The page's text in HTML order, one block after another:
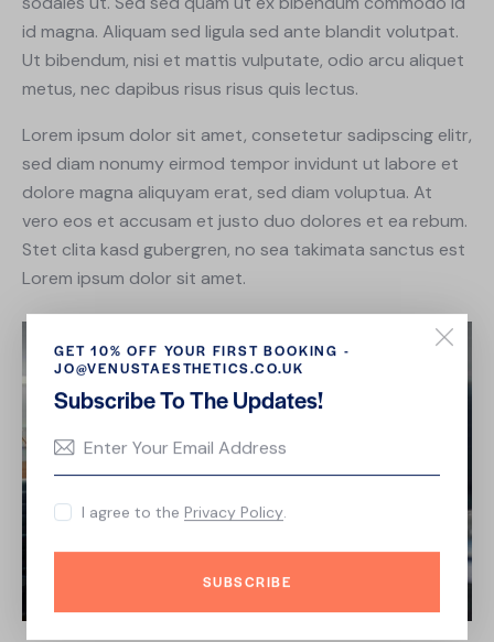
id magna. Aliquam sed ligula sed ante blandit volutpat.
Ut bibendum, nisi et mattis vulputate, odio arcu aliquet
metus, nec dapibus risus risus quis lectus.
Lorem ipsum dolor sit amet, consetetur sadipscing elitr,
sed diam nonumy eirmod tempor invidunt ut labore et
dolore magna aliquyam erat, sed diam voluptua. At
vero eos et accusam et justo duo dolores et ea rebum.
Stet clita kasd gubergren, no sea takimata sanctus est
Lorem ipsum dolor sit amet.
GET 10% OFF YOUR FIRST BOOKING -
JO@VENUSTAESTHETICS.CO.UK
Subscribe To The Updates!
SUBSCRIBE
I agree to the Privacy Policy.